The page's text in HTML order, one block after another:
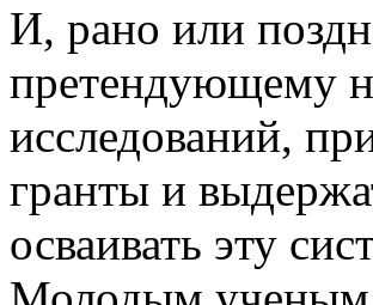
И, рано или
претендующему
исследований,
гранты и
осваивать эту